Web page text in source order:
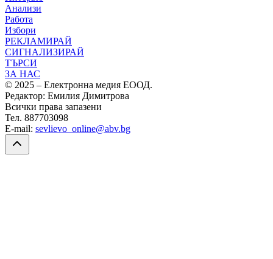
Анализи
Работа
Избори
РЕКЛАМИРАЙ
СИГНАЛИЗИРАЙ
ТЪРСИ
ЗА НАС
© 2025 – Електронна медия ЕООД.
Редактор: Емилия Димитрова
Всички права запазени
Тел. 887703098
E-mail: sevlievo_online@abv.bg